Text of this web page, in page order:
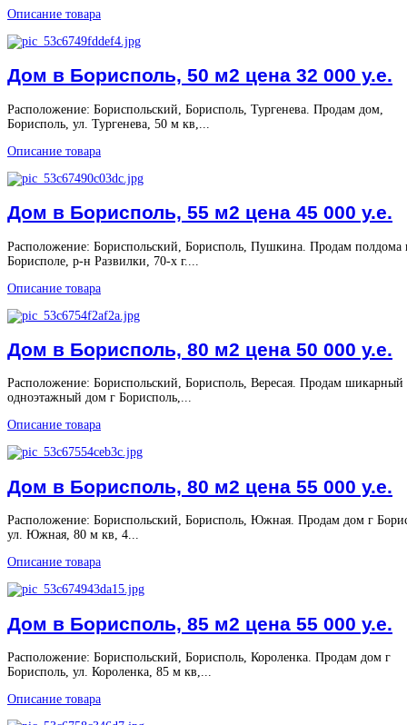
Описание товара
Дом в Борисполь, 50 м2 цена 32 000 у.е.
Расположение: Бориспольский, Борисполь, Тургенева. Продам дом,
Борисполь, ул. Тургенева, 50 м кв,...
Описание товара
Дом в Борисполь, 55 м2 цена 45 000 у.е.
Расположение: Бориспольский, Борисполь, Пушкина. Продам полдома
Борисполе, р-н Развилки, 70-х г....
Описание товара
Дом в Борисполь, 80 м2 цена 50 000 у.е.
Расположение: Бориспольский, Борисполь, Вересая. Продам шикарный
одноэтажный дом г Борисполь,...
Описание товара
Дом в Борисполь, 80 м2 цена 55 000 у.е.
Расположение: Бориспольский, Борисполь, Южная. Продам дом г
ул. Южная, 80 м кв, 4...
Описание товара
Дом в Борисполь, 85 м2 цена 55 000 у.е.
Расположение: Бориспольский, Борисполь, Короленка. Продам дом г
Борисполь, ул. Короленка, 85 м кв,...
Описание товара